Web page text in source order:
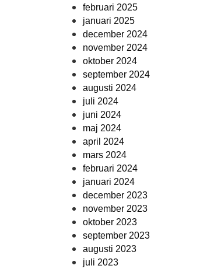
februari 2025
januari 2025
december 2024
november 2024
oktober 2024
september 2024
augusti 2024
juli 2024
juni 2024
maj 2024
april 2024
mars 2024
februari 2024
januari 2024
december 2023
november 2023
oktober 2023
september 2023
augusti 2023
juli 2023